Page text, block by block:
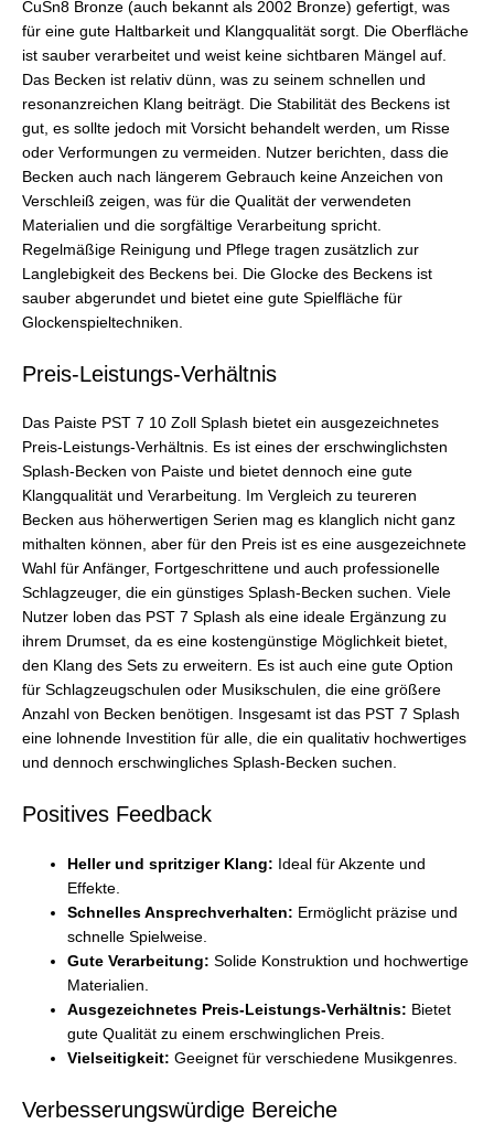
CuSn8 Bronze (auch bekannt als 2002 Bronze) gefertigt, was
für eine gute Haltbarkeit und Klangqualität sorgt. Die Oberfläche
ist sauber verarbeitet und weist keine sichtbaren Mängel auf.
Das Becken ist relativ dünn, was zu seinem schnellen und
resonanzreichen Klang beiträgt. Die Stabilität des Beckens ist
gut, es sollte jedoch mit Vorsicht behandelt werden, um Risse
oder Verformungen zu vermeiden. Nutzer berichten, dass die
Becken auch nach längerem Gebrauch keine Anzeichen von
Verschleiß zeigen, was für die Qualität der verwendeten
Materialien und die sorgfältige Verarbeitung spricht.
Regelmäßige Reinigung und Pflege tragen zusätzlich zur
Langlebigkeit des Beckens bei. Die Glocke des Beckens ist
sauber abgerundet und bietet eine gute Spielfläche für
Glockenspieltechniken.
Preis-Leistungs-Verhältnis
Das Paiste PST 7 10 Zoll Splash bietet ein ausgezeichnetes
Preis-Leistungs-Verhältnis. Es ist eines der erschwinglichsten
Splash-Becken von Paiste und bietet dennoch eine gute
Klangqualität und Verarbeitung. Im Vergleich zu teureren
Becken aus höherwertigen Serien mag es klanglich nicht ganz
mithalten können, aber für den Preis ist es eine ausgezeichnete
Wahl für Anfänger, Fortgeschrittene und auch professionelle
Schlagzeuger, die ein günstiges Splash-Becken suchen. Viele
Nutzer loben das PST 7 Splash als eine ideale Ergänzung zu
ihrem Drumset, da es eine kostengünstige Möglichkeit bietet,
den Klang des Sets zu erweitern. Es ist auch eine gute Option
für Schlagzeugschulen oder Musikschulen, die eine größere
Anzahl von Becken benötigen. Insgesamt ist das PST 7 Splash
eine lohnende Investition für alle, die ein qualitativ hochwertiges
und dennoch erschwingliches Splash-Becken suchen.
Positives Feedback
Heller und spritziger Klang: Ideal für Akzente und
Effekte.
Schnelles Ansprechverhalten: Ermöglicht präzise und
schnelle Spielweise.
Gute Verarbeitung: Solide Konstruktion und hochwertige
Materialien.
Ausgezeichnetes Preis-Leistungs-Verhältnis: Bietet
gute Qualität zu einem erschwinglichen Preis.
Vielseitigkeit: Geeignet für verschiedene Musikgenres.
Verbesserungswürdige Bereiche